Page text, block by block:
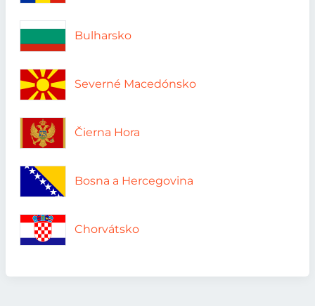
Bulharsko
Severné Macedónsko
Čierna Hora
Bosna a Hercegovina
Chorvátsko